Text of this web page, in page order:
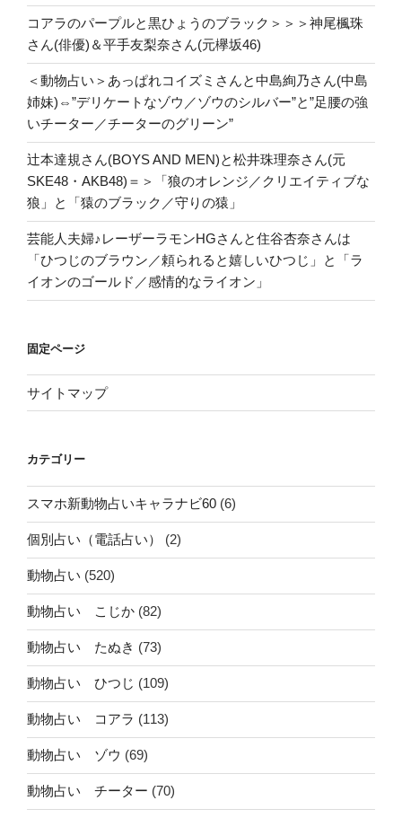
コアラのパープルと黒ひょうのブラック＞＞＞神尾楓珠
さん(俳優)＆平手友梨奈さん(元欅坂46)
＜動物占い＞あっぱれコイズミさんと中島絢乃さん(中島
姉妹)⇔”デリケートなゾウ／ゾウのシルバー”と”足腰の強
いチーター／チーターのグリーン”
辻本達規さん(BOYS AND MEN)と松井珠理奈さん(元
SKE48・AKB48)＝＞「狼のオレンジ／クリエイティブな
狼」と「猿のブラック／守りの猿」
芸能人夫婦♪レーザーラモンHGさんと住谷杏奈さんは
「ひつじのブラウン／頼られると嬉しいひつじ」と「ラ
イオンのゴールド／感情的なライオン」
固定ページ
サイトマップ
カテゴリー
スマホ新動物占いキャラナビ60 (6)
個別占い（電話占い） (2)
動物占い (520)
動物占い こじか (82)
動物占い たぬき (73)
動物占い ひつじ (109)
動物占い コアラ (113)
動物占い ゾウ (69)
動物占い チーター (70)